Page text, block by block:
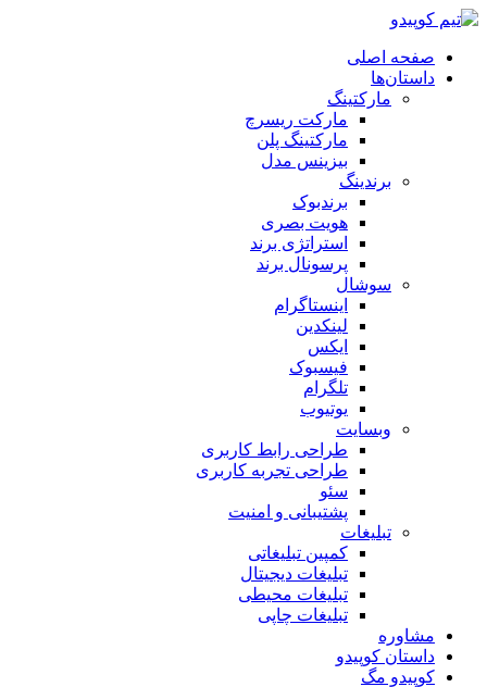
صفحه اصلی
داستان‌ها
مارکتینگ
مارکت ریسرچ
مارکتینگ پلن
بیزینس مدل
برندینگ
برندبوک
هویت بصری
استراتژی برند
پرسونال برند
سوشال
اینستاگرام
لینکدین
ایکس
فیسبوک
تلگرام
یوتیوب
وبسایت
طراحی رابط کاربری
طراحی تجربه کاربری
سئو
پشتیبانی و امنیت
تبلیغات
کمپین تبلیغاتی
تبلیغات دیجیتال
تبلیغات محیطی
تبلیغات چاپی
مشاوره
داستان کوپیدو
کوپیدو مگ